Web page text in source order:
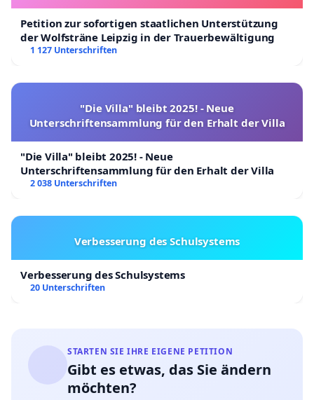
Petition zur sofortigen staatlichen Unterstützung
der Wolfsträne Leipzig in der Trauerbewältigung
1 127 Unterschriften
"Die Villa" bleibt 2025! - Neue
Unterschriftensammlung für den Erhalt der Villa
"Die Villa" bleibt 2025! - Neue
Unterschriftensammlung für den Erhalt der Villa
2 038 Unterschriften
Verbesserung des Schulsystems
Verbesserung des Schulsystems
20 Unterschriften
STARTEN SIE IHRE EIGENE PETITION
Gibt es etwas, das Sie ändern
möchten?